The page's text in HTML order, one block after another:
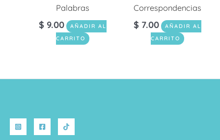
Palabras
$ 9.00
AÑADIR AL
CARRITO
Correspondencias
$ 7.00
AÑADIR AL
CARRITO